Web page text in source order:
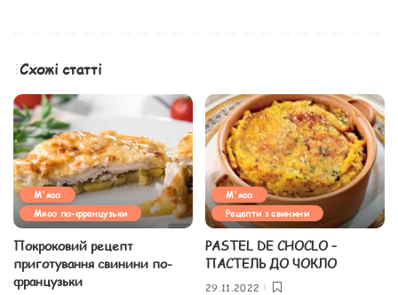
Схожі статті
М'ясо
Мясо по-французьки
Покроковий рецепт
приготування свинини по-
французьки
М'ясо
Рецепти з свинини
PASTEL DE CHOCLO –
ПАСТЕЛЬ ДО ЧОКЛО
29.11.2022